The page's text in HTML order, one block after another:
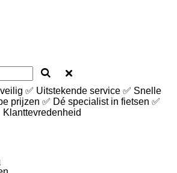
✅ Uitstekende service ✅ Snelle
prijzen ✅ Dé specialist in fietsen ✅
Klanttevredenheid